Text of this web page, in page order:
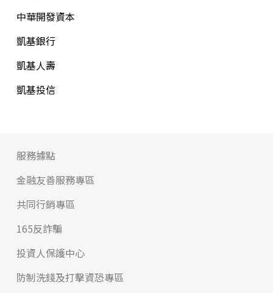
中華開發資本
凱基銀行
凱基人壽
凱基投信
服務據點
金融友善服務專區
共同行銷專區
165反詐騙
投資人保護中心
防制洗錢及打擊資恐專區